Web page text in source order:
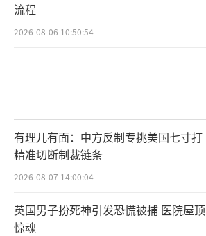
流程
2026-08-06 10:50:54
有理儿有面：中方反制专挑美国七寸打
精准切断制裁链条
2026-08-07 14:00:04
英国男子扮死神引发恐慌被捕 医院屋顶
惊魂